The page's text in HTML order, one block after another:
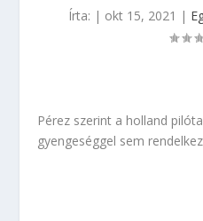
Írta: | okt 15, 2021 |
Pérez szerint a holland
gyengeséggel sem